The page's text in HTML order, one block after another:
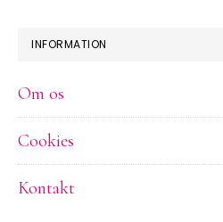
INFORMATION
Om os
Cookies
Kontakt